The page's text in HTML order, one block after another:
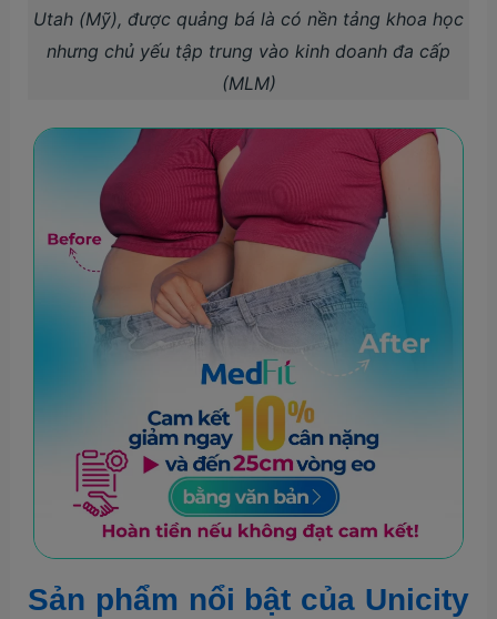
Utah (Mỹ), được quảng bá là có nền tảng khoa học
nhưng chủ yếu tập trung vào kinh doanh đa cấp
(MLM)
Sản phẩm nổi bật của Unicity